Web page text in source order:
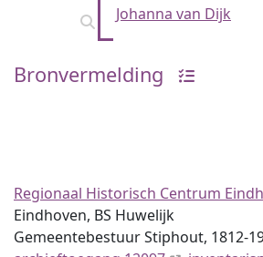
Johanna van Dijk
Bronvermelding
Regionaal Historisch Centrum
Eindhoven, BS Huwelijk
Gemeentebestuur Stiphout, 1812-